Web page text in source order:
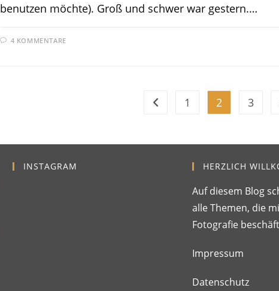
benutzen möchte). Groß und schwer war gestern.…
4 KOMMENTARE
1 2 3
INSTAGRAM HERZLICH
Auf diesem Blog
alle Themen, die
Fotografie
Impressum
Datenschutz